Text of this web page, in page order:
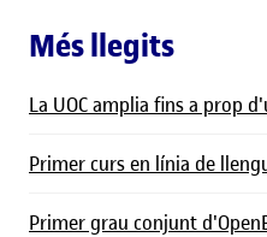
Més llegits
La UOC amplia fins a prop
Primer curs en línia de
Primer grau conjunt